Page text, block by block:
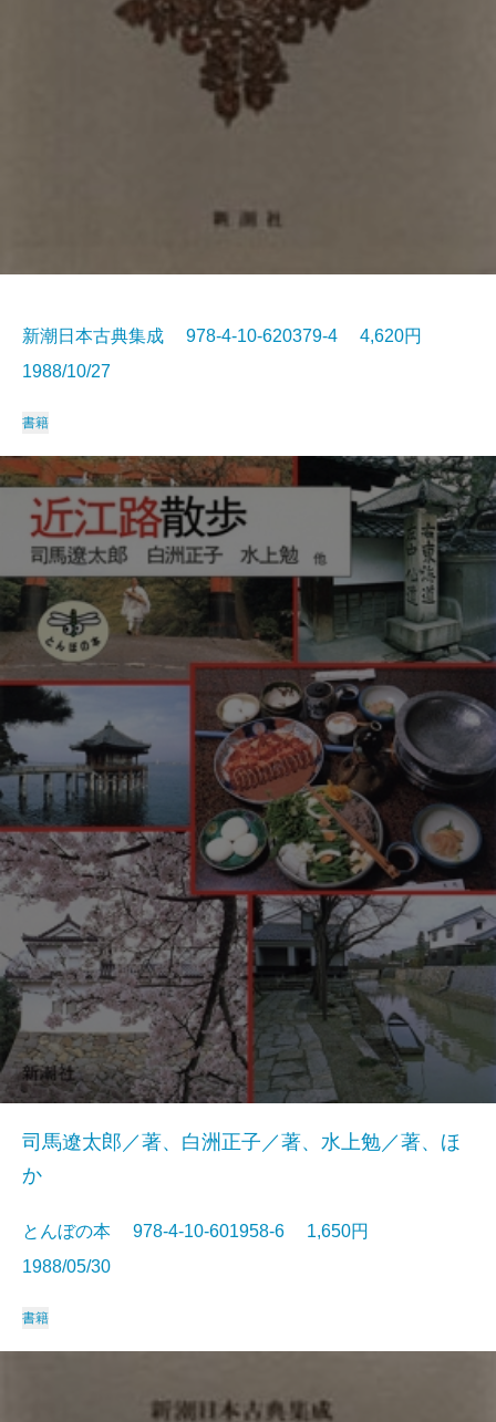
新潮日本古典集成 978-4-10-620379-4 4,620円
1988/10/27
書籍
司馬遼太郎／著、白洲正子／著、水上勉／著、ほ
か
とんぼの本 978-4-10-601958-6 1,650円
1988/05/30
書籍